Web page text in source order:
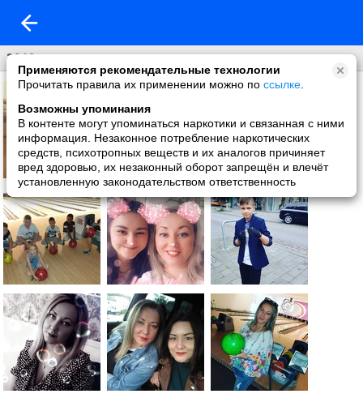
Применяются рекомендательные технологии
Прочитать правила их применении можно по ссылке
Возможны упоминания
В контенте могут упоминаться наркотики и связанная с ними
информация. Незаконное потребление наркотических
средств, психотропных веществ и их аналогов причиняет
вред здоровью, их незаконный оборот запрещён и влечёт
установленную законодательством ответственность
2019